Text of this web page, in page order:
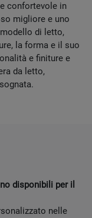
confortevole in
migliore e uno
di letto,
la forma e il suo
e finiture e
da letto,
disponibili per il
nelle